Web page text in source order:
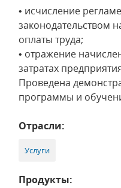
• исчисление
законодательством
оплаты труда;
• отражение
затратах
Проведена
программы и
Отрасли:
Услуги
Продукты: